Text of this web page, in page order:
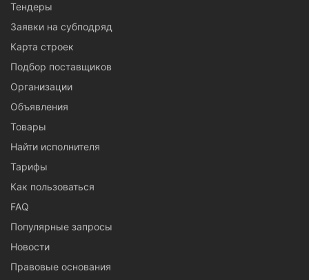
Тендеры
Заявки на субподряд
Карта строек
Подбор поставщиков
Организации
Объявления
Товары
Найти исполнителя
Тарифы
Как пользоваться
FAQ
Популярные запросы
Новости
Правовые основания